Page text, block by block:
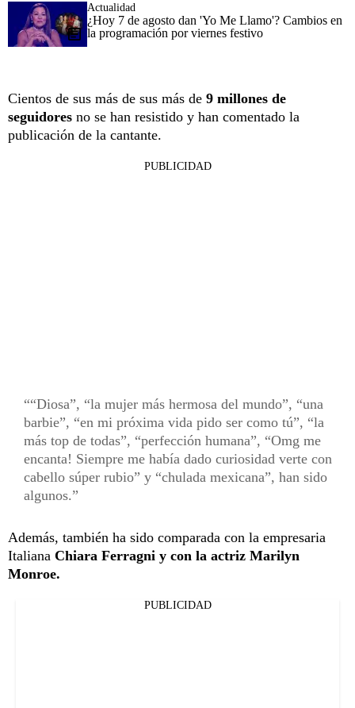
Actualidad
¿Hoy 7 de agosto dan 'Yo Me Llamo'? Cambios en
la programación por viernes festivo
Cientos de sus más de sus más de 9 millones de
seguidores no se han resistido y han comentado la
publicación de la cantante.
PUBLICIDAD
“Diosa”, “la mujer más hermosa del mundo”, “una
barbie”, “en mi próxima vida pido ser como tú”, “la
más top de todas”, “perfección humana”, “Omg me
encanta! Siempre me había dado curiosidad verte con
cabello súper rubio” y “chulada mexicana”, han sido
algunos.
Además, también ha sido comparada con la empresaria
Italiana Chiara Ferragni y con la actriz Marilyn
Monroe.
PUBLICIDAD